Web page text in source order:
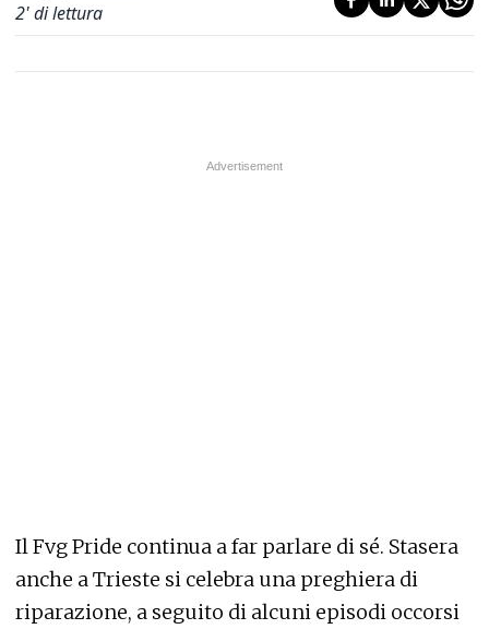
2' di lettura
Il Fvg Pride continua a far parlare di sé. Stasera
anche a Trieste si celebra una preghiera di
riparazione, a seguito di alcuni episodi occorsi